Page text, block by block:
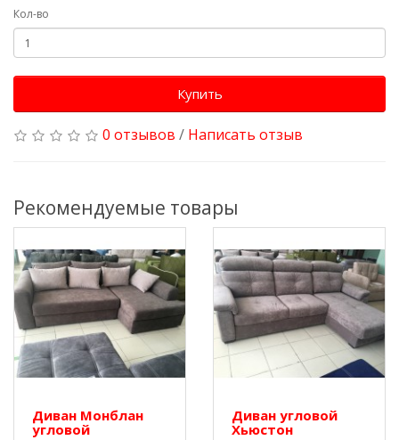
Кол-во
Купить
0 отзывов / Написать отзыв
Рекомендуемые товары
Диван Монблан
угловой
Диван угловой
Хьюстон